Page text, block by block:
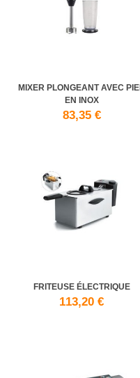
MIXER PLONGEANT AVEC
EN INOX
83,35 €
FRITEUSE ÉLECTRIQUE
113,20 €